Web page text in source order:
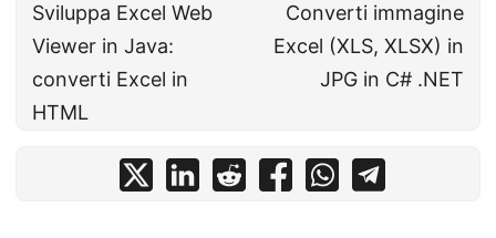
Sviluppa Excel Web
Viewer in Java:
converti Excel in
HTML
Converti immagine
Excel (XLS, XLSX) in
JPG in C# .NET